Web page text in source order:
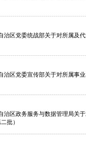
治区党委统战部关于对所属及
治区党委宣传部关于对所属事
治区政务服务与数据管理局关
批）